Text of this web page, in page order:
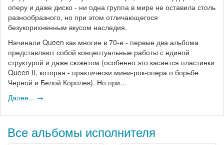
оперу и даже диско - ни одна группа в мире не оставила столь
разнообразного, но при этом отличающегося
безукорихненным вкусом наследия.
Начинали Queen как многие в 70-е - первые два альбома
представляют собой концептуальные работы с единой
структурой и даже сюжетом (особенно это касается пластинки
Queen II, которая - практически мини-рок-опера о борьбе
Черной и Белой Королев). Но при…
Далее... →
Все альбомы исполнителя